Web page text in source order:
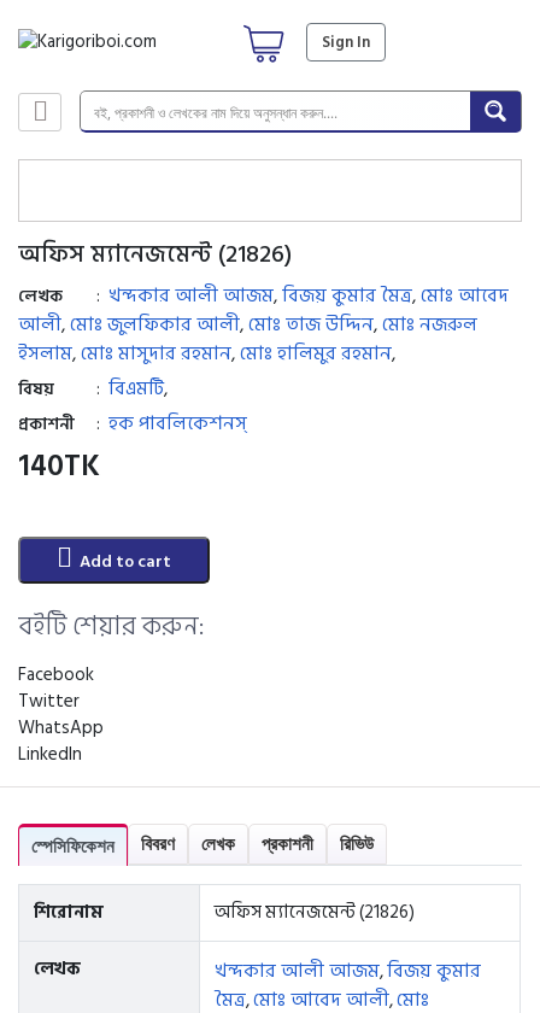
Sign In
অফিস ম্যানেজমেন্ট (21826)
লেখক : খন্দকার আলী আজম,বিজয় কুমার মৈত্র,মোঃ আবেদ
আলী,মোঃ জুলফিকার আলী,মোঃ তাজ উদ্দিন,মোঃ নজরুল
ইসলাম,মোঃ মাসুদার রহমান,মোঃ হালিমুর রহমান,
বিষয় : বিএমটি,
প্রকাশনী : হক পাবলিকেশনস্
140TK
Add to cart
বইটি শেয়ার করুন:
Facebook
Twitter
WhatsApp
LinkedIn
স্পেসিফিকেশন বিবরণ লেখক প্রকাশনী রিভিউ
শিরোনাম
অফিস ম্যানেজমেন্ট (21826)
লেখক
খন্দকার আলী আজম,বিজয় কুমার
মৈত্র,মোঃ আবেদ আলী,মোঃ